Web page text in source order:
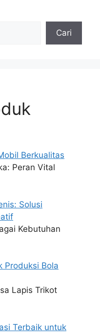
Cari
Berkualitas
Peran Vital
Solusi
Kebutuhan
Produksi Bola
Lapis Trikot
Terbaik untuk